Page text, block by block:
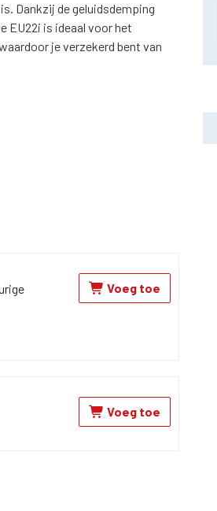
Dankzij de geluidsdemping
EU22i is ideaal voor het
je verzekerd bent van
Voeg toe
Voeg toe